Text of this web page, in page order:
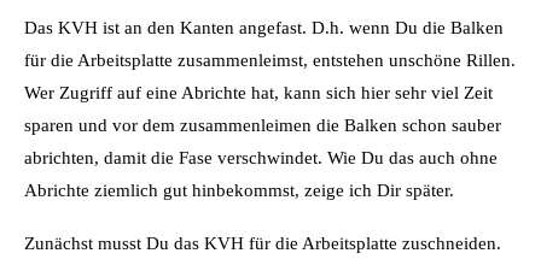
Das KVH ist an den Kanten angefast. D.h. wenn Du die Balken
für die Arbeitsplatte zusammenleimst, entstehen unschöne Rillen.
Wer Zugriff auf eine Abrichte hat, kann sich hier sehr viel Zeit
sparen und vor dem zusammenleimen die Balken schon sauber
abrichten, damit die Fase verschwindet. Wie Du das auch ohne
Abrichte ziemlich gut hinbekommst, zeige ich Dir später.
Zunächst musst Du das KVH für die Arbeitsplatte zuschneiden.